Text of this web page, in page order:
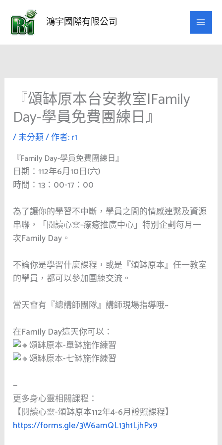
要
鴻宇國際有限公司
『頌缽原本台安教室|Family
Day-學員免費團練日』
/未分類/ 作者:r1
『Family Day-學員免費團練日』
日期：112年6月10日(六)
時間：13：00-17：00
為了讓你的學習不中斷，學員之間的情感連繫及資源
串聯，「閱讀心靈-療癒推廣中心」特別企劃每月一
次Family Day。
不論你是學習什麼課程，或是『頌缽原本』任一教室
的學員，都可以參加團練交流。
當天會有『總講師團隊』講師現場指導哦~
在Family Day這天你可以：
頌缽原本-單缽施作練習
頌缽原本-七缽施作練習
—
更多身心靈相關課程：
【閱讀心靈-頌缽原本112年4-6月證照課程】
https://forms.gle/3W6amQL13h1LjhPx9